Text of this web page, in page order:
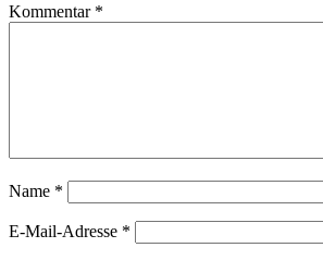
Kommentar *
Name *
E-Mail-Adresse *